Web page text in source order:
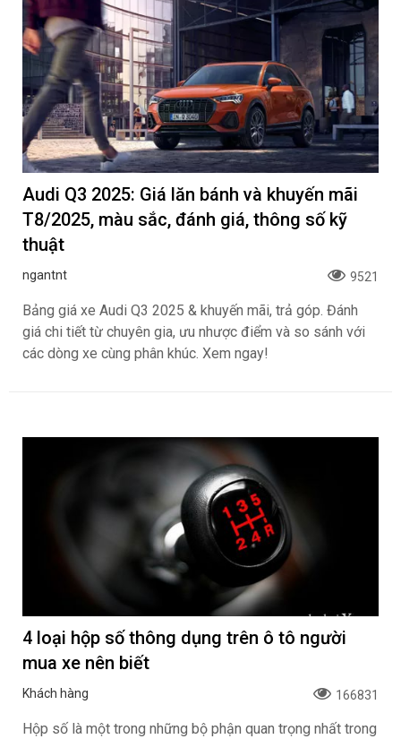
Audi Q3 2025: Giá lăn bánh và khuyến mãi
T8/2025, màu sắc, đánh giá, thông số kỹ
thuật
ngantnt 9521
Bảng giá xe Audi Q3 2025 & khuyến mãi, trả góp. Đánh
giá chi tiết từ chuyên gia, ưu nhược điểm và so sánh với
các dòng xe cùng phân khúc. Xem ngay!
4 loại hộp số thông dụng trên ô tô người
mua xe nên biết
Khách hàng 166831
Hộp số là một trong những bộ phận quan trọng nhất trong